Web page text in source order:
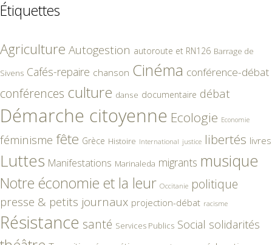
Étiquettes
Agriculture Autogestion autoroute et RN126 Barrage de
Sivens Cafés-repaire chanson Cinéma conférence-débat
conférences culture danse documentaire débat
Démarche citoyenne Ecologie Economie
féminisme fête Grèce Histoire International justice libertés livres
Luttes Manifestations Marinaleda migrants musique
Notre économie et la leur Occitanie politique
presse & petits journaux projection-débat racisme
Résistance santé Services Publics Social solidarités